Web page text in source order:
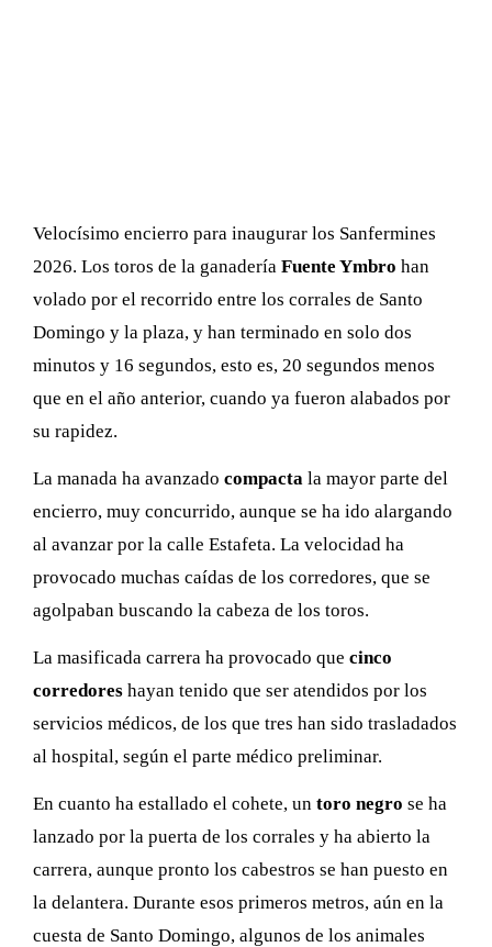
Velocísimo encierro para inaugurar los Sanfermines
2026. Los toros de la ganadería Fuente Ymbro han
volado por el recorrido entre los corrales de Santo
Domingo y la plaza, y han terminado en solo dos
minutos y 16 segundos, esto es, 20 segundos menos
que en el año anterior, cuando ya fueron alabados por
su rapidez.
La manada ha avanzado compactala mayor parte del
encierro, muy concurrido, aunque se ha ido alargando
al avanzar por la calle Estafeta. La velocidad ha
provocado muchas caídas de los corredores, que se
agolpaban buscando la cabeza de los toros.
La masificada carrera ha provocado que cinco
corredoreshayan tenido que ser atendidos por los
servicios médicos, de los que tres han sido trasladados
al hospital, según el parte médico preliminar.
En cuanto ha estallado el cohete, un toro negro se ha
lanzado por la puerta de los corrales y ha abierto la
carrera, aunque pronto los cabestros se han puesto en
la delantera. Durante esos primeros metros, aún en la
cuesta de Santo Domingo, algunos de los animales